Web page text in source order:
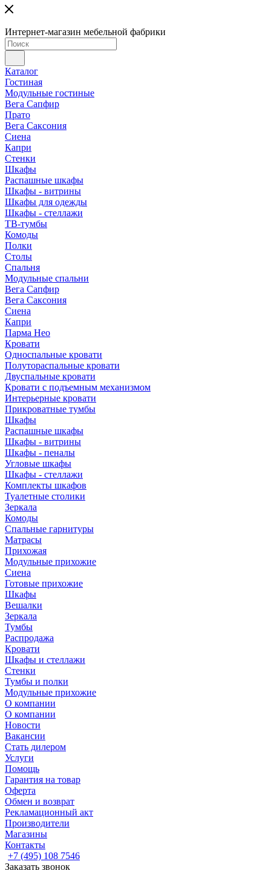
Интернет-магазин мебельной фабрики
Каталог
Гостиная
Модульные гостиные
Вега Сапфир
Прато
Вега Саксония
Сиена
Капри
Стенки
Шкафы
Распашные шкафы
Шкафы - витрины
Шкафы для одежды
Шкафы - стеллажи
ТВ-тумбы
Комоды
Полки
Столы
Спальня
Модульные спальни
Вега Сапфир
Вега Саксония
Сиена
Капри
Парма Нео
Кровати
Односпальные кровати
Полутораспальные кровати
Двуспальные кровати
Кровати с подъемным механизмом
Интерьерные кровати
Прикроватные тумбы
Шкафы
Распашные шкафы
Шкафы - витрины
Шкафы - пеналы
Угловые шкафы
Шкафы - стеллажи
Комплекты шкафов
Туалетные столики
Зеркала
Комоды
Спальные гарнитуры
Матрасы
Прихожая
Модульные прихожие
Сиена
Готовые прихожие
Шкафы
Вешалки
Зеркала
Тумбы
Распродажа
Кровати
Шкафы и стеллажи
Стенки
Тумбы и полки
Модульные прихожие
О компании
О компании
Новости
Вакансии
Стать дилером
Услуги
Помощь
Гарантия на товар
Оферта
Обмен и возврат
Рекламационный акт
Производители
Магазины
Контакты
+7 (495) 108 7546
Заказать звонок